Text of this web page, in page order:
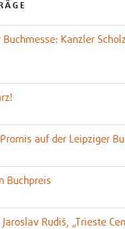
Buchmesse: Kanzler
auf der Leipziger
Buchpreis
Rudiš, „Trieste